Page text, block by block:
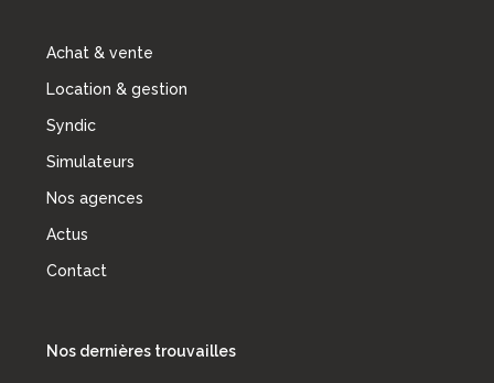
Achat & vente
Location & gestion
Syndic
Simulateurs
Nos agences
Actus
Contact
Nos dernières trouvailles